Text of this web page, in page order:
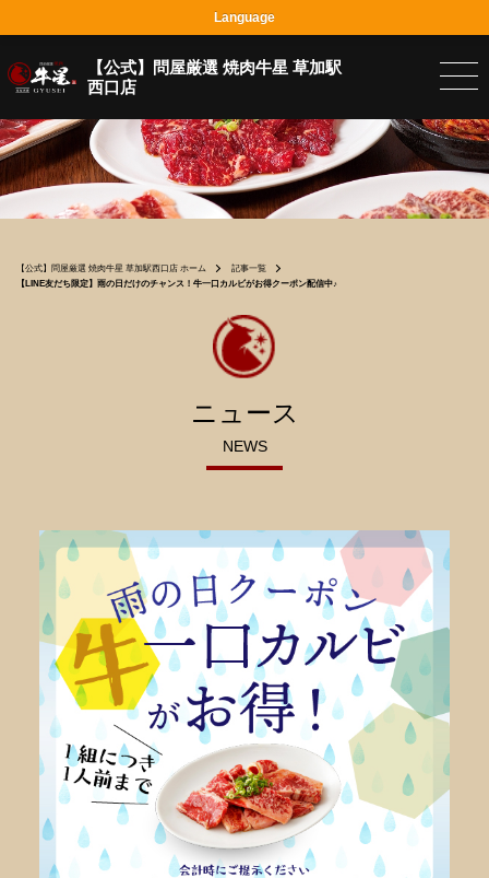
【公式】問屋厳選 焼肉牛星 草加駅
西口店
【公式】問屋厳選 焼肉牛星 草加駅西口店 ホーム
記事一覧
【LINE友だち限定】雨の日だけのチャンス！牛一口カルビがお得クーポン配信中♪
ニュース
NEWS
Language